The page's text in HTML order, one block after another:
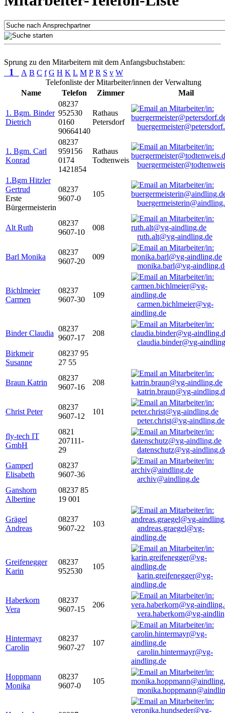
Sprung zu den Mitarbeitern mit dem Anfangsbuchstaben:
1 A B C f G H K L M P R S v W
Telefonliste der Mitarbeiter/innen der Verwaltung
Name
Telefon Zimmer Mail
1. Bgm. Binder
Dietrich
08237
952530
0160
90664140
Rathaus
Petersdorf
1. Bgm. Carl
Konrad
08237
959156
0174
1421854
Rathaus
Todtenweis
1.Bgm Hitzler
Gertrud
Erste
Bürgermeisterin
08237
9607-0
105
Alt Ruth
08237
9607-10
008
ruth.alt@vg-aindling.de
Barl Monika
08237
9607-20
009
monika.barl@vg-
Bichlmeier
Carmen
08237
9607-30
109
carmen.bichlmeier@vg-
aindling.de
Binder Claudia
08237
9607-17
208
claudia.binder@vg-
Birkmeir
Susanne
08237 95
27 55
Braun Katrin
08237
9607-16
208
katrin.braun@vg-
Christ Peter
08237
9607-12
101
peter.christ@vg-aindling.de
fly-tech IT
GmbH
0821
207111-
29
datenschutz@vg-
Gamperl
Elisabeth
08237
9607-36
archiv@aindling.de
Ganshorn
Albertine
08237 85
19 001
Grägel
Andreas
08237
9607-22
103
andreas.graegel@vg-
aindling.de
Greifenegger
Karin
08237
952530
105
karin.greifenegger@vg-
aindling.de
Haberkorn
Vera
08237
9607-15
206
vera.haberkorn@vg-
Hintermayr
Carolin
08237
9607-27
107
carolin.hintermayr@vg-
aindling.de
Hoppmann
Monika
08237
9607-0
105